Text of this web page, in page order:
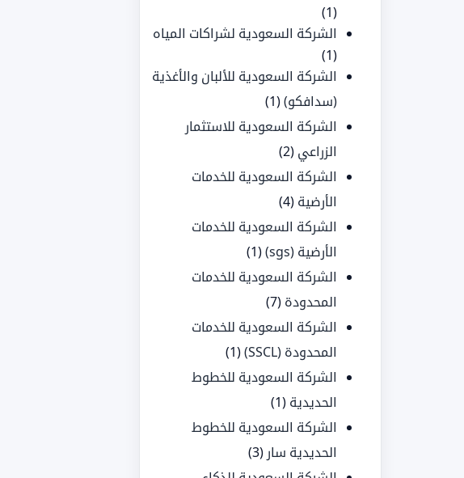
(1)
الشركة السعودية لشراكات المياه
(1)
الشركة السعودية للألبان والأغذية
(سدافكو)(1)
الشركة السعودية للاستثمار
الزراعي (2)
الشركة السعودية للخدمات
الأرضية (4)
الشركة السعودية للخدمات
الأرضية (sgs)
(1)
الشركة السعودية للخدمات
المحدودة (7)
الشركة السعودية للخدمات
المحدودة (SSCL)
(1)
الشركة السعودية للخطوط
الحديدية (1)
الشركة السعودية للخطوط
الحديدية سار (3)